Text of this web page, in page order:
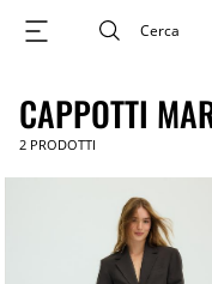
CAPPOTTI
2 PRODOTTI